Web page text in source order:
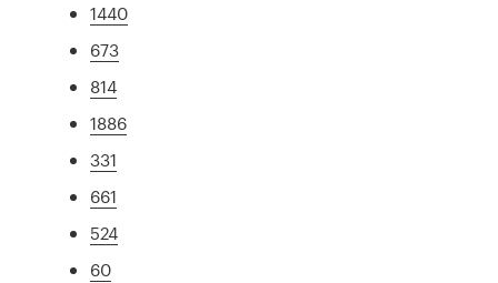
1440
673
814
1886
331
661
524
60